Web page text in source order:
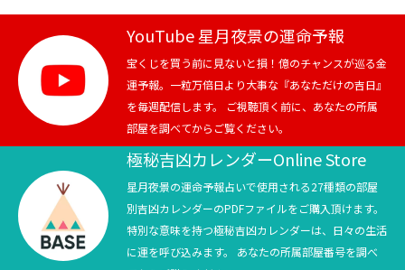
テニス
スポーツ
競馬
テニス四大大会・五輪
テニス四大大会・五輪
YouTube 星月夜景の運命予報
宝くじを買う前に見ないと損！億のチャンスが巡る金
運予報。一粒万倍日より大事な『あなただけの吉日』
を毎週配信します。 ご視聴頂く前に、あなたの所属
部屋を調べてからご覧ください。
極秘吉凶カレンダーOnline Store
星月夜景の運命予報占いで使用される27種類の部屋
別吉凶カレンダーのPDFファイルをご購入頂けます。
特別な意味を持つ極秘吉凶カレンダーは、日々の生活
に運を呼び込みます。 あなたの所属部屋番号を調べ